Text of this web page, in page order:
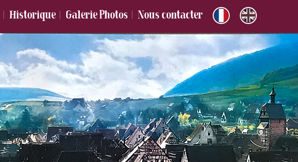
Historique Galerie Photos Nous contacter